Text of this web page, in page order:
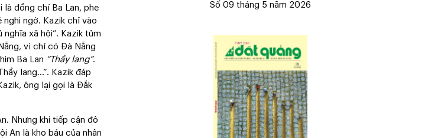
là đồng chí Ba Lan, phe
nghi ngờ. Kazik chỉ vào
nghĩa xã hội”. Kazik tủm
vì chỉ có Đà Nẵng
Ba Lan “Thầy lang”.
lang…”. Kazik đáp
ông lại gọi là Đắk
Nhưng khi tiếp cận đô
An là kho báu của nhân
Số 09 tháng 5 năm 2026